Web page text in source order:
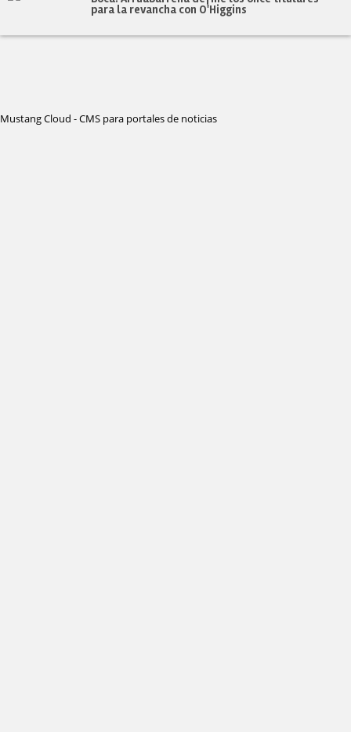
para la revancha con O'Higgins
Mustang Cloud - CMS para portales de noticias